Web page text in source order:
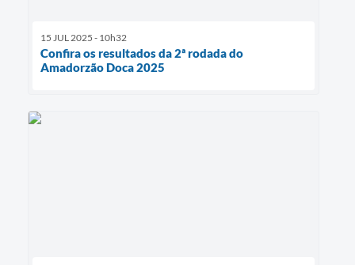
15 JUL 2025 - 10h32
Confira os resultados da 2ª rodada do
Amadorzão Doca 2025